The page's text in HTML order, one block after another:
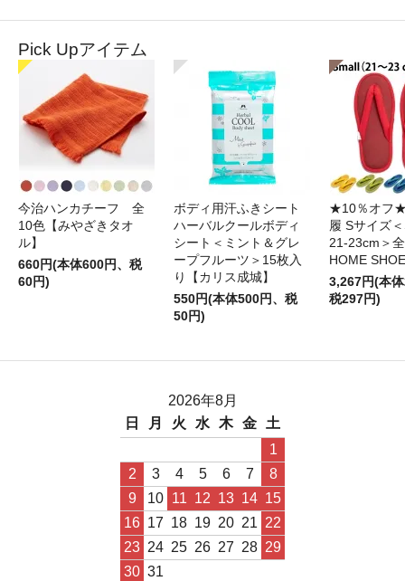
Pick Upアイテム
今治ハンカチーフ 全
10色【みやざきタオ
ル】
660円(本体600円、税
60円)
ボディ用汗ふきシート
ハーバルクールボディ
シート＜ミント＆グレ
ープフルーツ＞15枚入
り【カリス成城】
550円(本体500円、税
50円)
★10％オフ
履 Sサイズ
21-23cm＞
HOME
3,267円(本
税297円)
2026年8月
日
月 火 水 木 金
土
1
2
3 4 5 6 7
8
9
10 11 12 13 14 15
16 17 18 19 20 21 22
23 24 25 26 27 28 29
30 31